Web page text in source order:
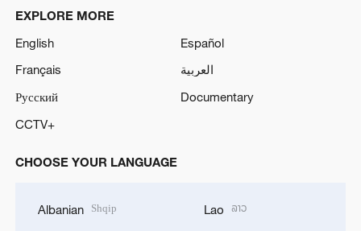
EXPLORE MORE
English
Español
Français
العربية
Русский
Documentary
CCTV+
CHOOSE YOUR LANGUAGE
Albanian Shqip Lao ລາວ